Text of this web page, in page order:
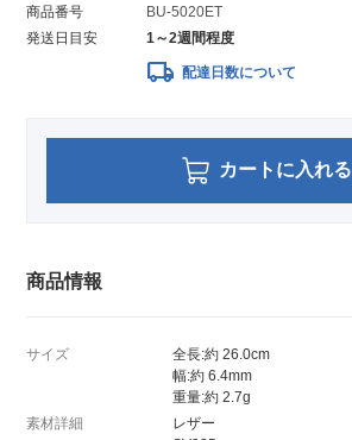
商品番号
BU-5020ET
発送日目安
1～2週間程度
local_shipping 配達日数について
カートに入れる
商品情報
サイズ
全長:約 26.0cm
幅:約 6.4mm
重量:約 2.7g
素材詳細
レザー